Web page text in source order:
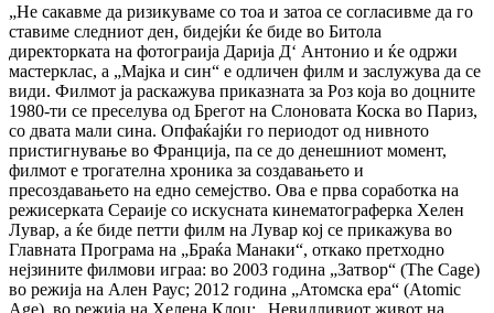
„Не сакавме да ризикуваме со тоа и затоа се согласивме да го
ставиме следниот ден, бидејќи ќе биде во Битола
директорката на фотограија Дарија Д‘ Антонио и ќе одржи
мастерклас, а „Мајка и син“ е одличен филм и заслужува да се
види. Филмот ја раскажува приказната за Роз која во доцните
1980-ти се преселува од Брегот на Слоновата Коска во Париз,
со двата мали сина. Опфаќајќи го периодот од нивното
пристигнување во Франција, па се до денешниот момент,
филмот е трогателна хроника за создавањето и
пресоздавањето на едно семејство. Ова е прва соработка на
режисерката Сераије со искусната кинематограферка Хелен
Лувар, а ќе биде петти филм на Лувар кој се прикажува во
Главната Програма на „Браќа Манаки“, откако претходно
нејзините филмови играа: во 2003 година „Затвор“ (The Cage)
во режија на Ален Раус; 2012 година „Атомска ера“ (Atomic
Age), во режија на Хелена Клоц; „Невидливиот живот на